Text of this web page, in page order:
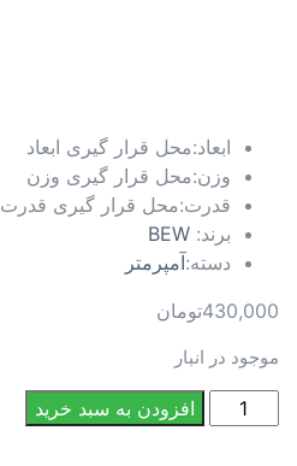
ابعاد:محل قرار گیری ابعاد
وزن:محل قرار گیری وزن
قدرت:محل قرار گیری قدرت
برند: BEW
دسته:آمپرمتر
430,000تومان
موجود در انبار
متر
افزودن به سبد خرید